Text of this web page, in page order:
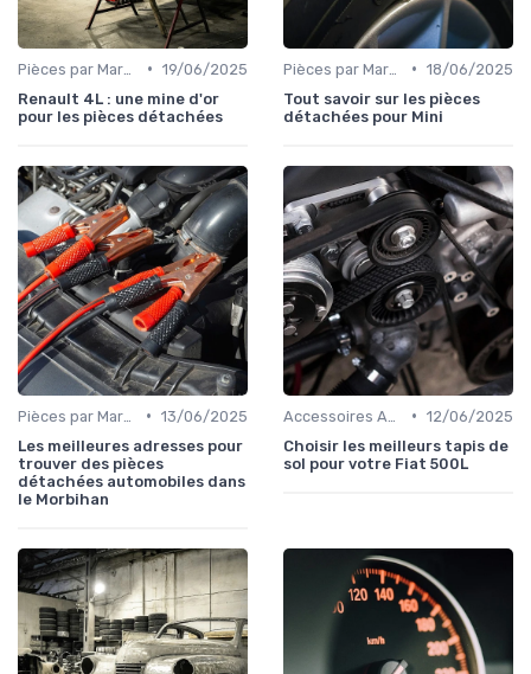
• 19/06/2025
Renault 4L : une mine d'or
pour les pièces détachées
• 18/06/2025
Tout savoir sur les pièces
détachées pour Mini
• 13/06/2025
Les meilleures adresses pour
trouver des pièces
détachées automobiles dans
le Morbihan
• 12/06/2025
Choisir les meilleurs tapis de
sol pour votre Fiat 500L